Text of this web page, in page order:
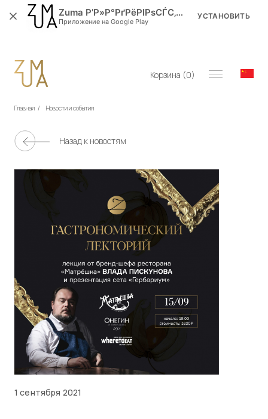
Корзина (0)
Главная / Новости и события
Назад к новостям
1 сентября 2021
Zuma Р’Р»Р°РґРёРІРѕСЃС‚РѕРє
Приложение на Google Play
УСТАНОВИТЬ